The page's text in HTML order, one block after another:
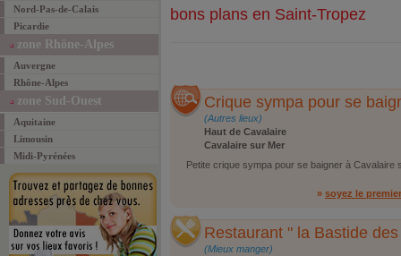
Nord-Pas-de-Calais
Picardie
zone Rhône-Alpes
Auvergne
Rhône-Alpes
zone Sud-Ouest
Aquitaine
Limousin
Midi-Pyrénées
bons plans en Saint-Tropez
Crique sympa pour se
(Autres lieux)
Haut de Cavalaire
Cavalaire sur Mer
Petite crique sympa pour se baigner à Cavalaire
» soyez le
Restaurant " la Bastide
(Mieux manger)